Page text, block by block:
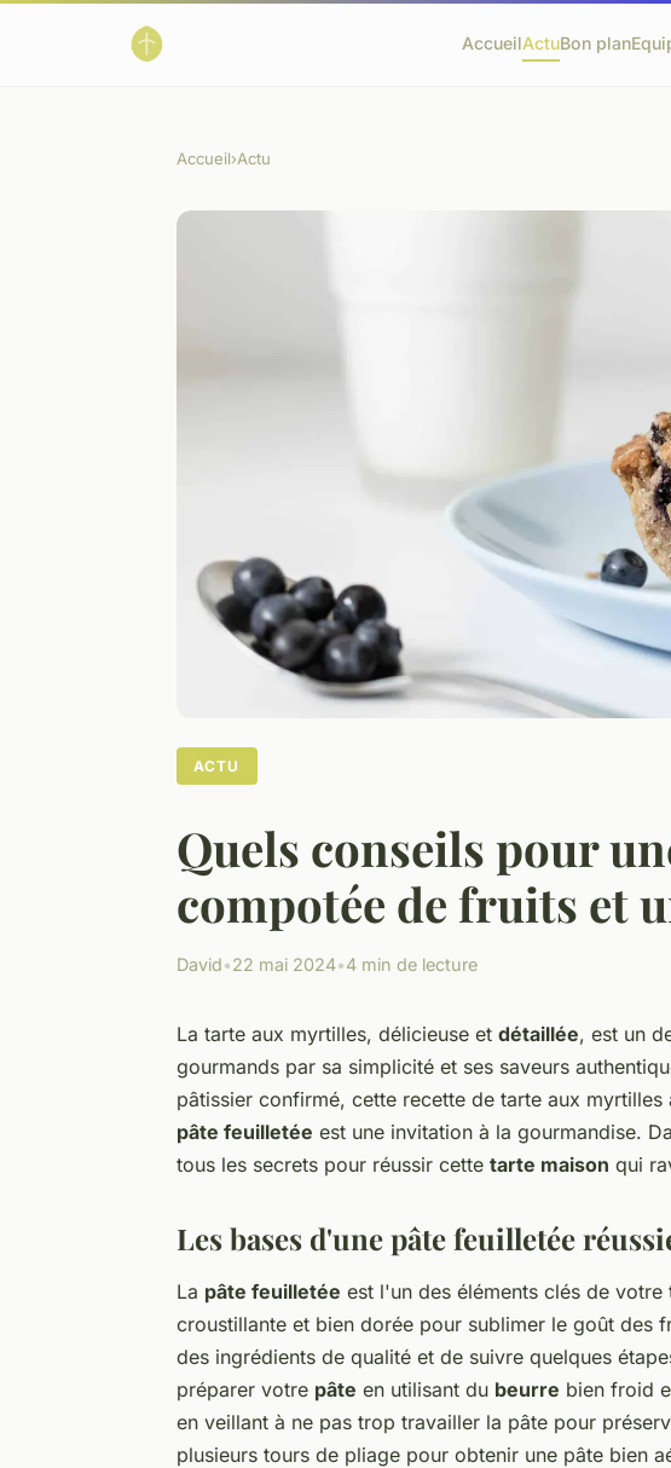
AccueilActuBon plan
Accueil›Actu
ACTU
Quels conseils pour
compotée de fruits et
David•22 mai 2024•4 min de lecture
La tarte aux myrtilles, délicieuse et détaillée, est un
gourmands par sa simplicité et ses saveurs
pâtissier confirmé, cette recette de tarte aux
pâte feuilletée est une invitation à la gourmandise.
tous les secrets pour réussir cette tarte maison qui
Les bases d'une pâte feuilletée
La pâte feuilletée est l'un des éléments clés de
croustillante et bien dorée pour sublimer le goût des
des ingrédients de qualité et de suivre quelques
préparer votre pâte en utilisant du beurre bien froid
en veillant à ne pas trop travailler la pâte pour
plusieurs tours de pliage pour obtenir une pâte bien